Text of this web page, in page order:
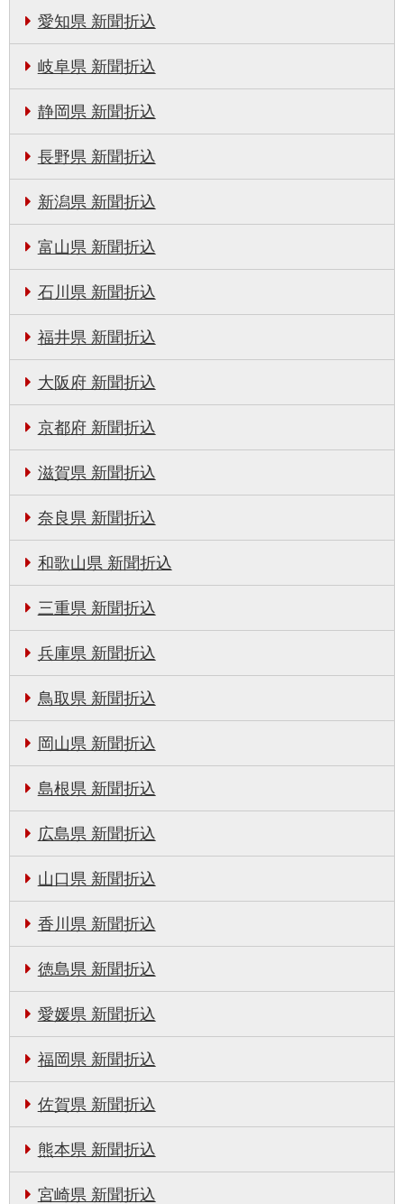
愛知県 新聞折込
岐阜県 新聞折込
静岡県 新聞折込
長野県 新聞折込
新潟県 新聞折込
富山県 新聞折込
石川県 新聞折込
福井県 新聞折込
大阪府 新聞折込
京都府 新聞折込
滋賀県 新聞折込
奈良県 新聞折込
和歌山県 新聞折込
三重県 新聞折込
兵庫県 新聞折込
鳥取県 新聞折込
岡山県 新聞折込
島根県 新聞折込
広島県 新聞折込
山口県 新聞折込
香川県 新聞折込
徳島県 新聞折込
愛媛県 新聞折込
福岡県 新聞折込
佐賀県 新聞折込
熊本県 新聞折込
宮崎県 新聞折込